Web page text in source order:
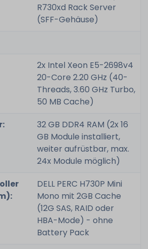
R730xd Rack Server
(SFF-Gehäuse)
2x Intel Xeon E5-2698v4
20-Core 2.20 GHz (40-
Threads, 3.60 GHz Turbo,
50 MB Cache)
32 GB DDR4 RAM (2x 16
GB Module installiert,
weiter aufrüstbar, max.
24x Module möglich)
DELL PERC H730P Mini
Mono mit 2GB Cache
(12G SAS, RAID oder
HBA-Mode) - ohne
Battery Pack